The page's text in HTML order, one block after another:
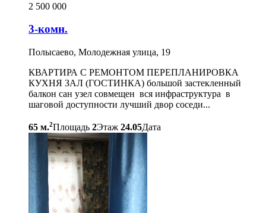
2 500 000
3-комн.
Полысаево, Молодежная улица, 19
КВАРТИРА С РЕМОНТОМ ПЕРЕПЛАНИРОВКА
КУХНЯ ЗАЛ (ГОСТИНКА) большой застекленный
балкон сан узел совмещен вся инфраструктура в
шаговой доступности лучший двор соседи...
65 м.2Площадь 2Этаж 24.05Дата